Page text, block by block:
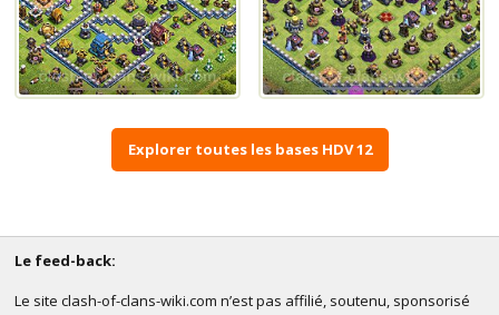
Explorer toutes les bases HDV 12
Le feed-back:
Le site clash-of-clans-wiki.com n’est pas affilié, soutenu, sponsorisé